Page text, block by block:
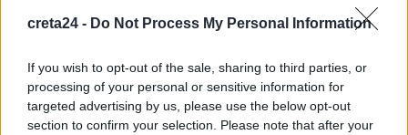
creta24 - Do Not Process My Personal Information
If you wish to opt-out of the sale, sharing to third parties, or
processing of your personal or sensitive information for
targeted advertising by us, please use the below opt-out
section to confirm your selection. Please note that after your
Newsroom 28 Ιουνίου, 2026